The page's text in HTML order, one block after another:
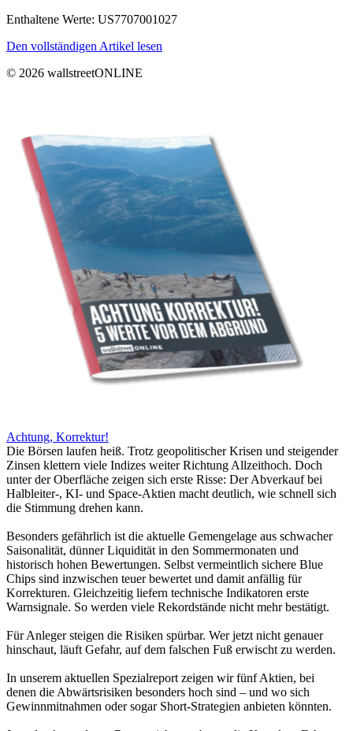
Enthaltene Werte: US7707001027
Den vollständigen Artikel lesen
© 2026 wallstreetONLINE
Achtung, Korrektur!
Die Börsen laufen heiß. Trotz geopolitischer Krisen und steigender
Zinsen klettern viele Indizes weiter Richtung Allzeithoch. Doch
unter der Oberfläche zeigen sich erste Risse: Der Abverkauf bei
Halbleiter-, KI- und Space-Aktien macht deutlich, wie schnell sich
die Stimmung drehen kann.
Besonders gefährlich ist die aktuelle Gemengelage aus schwacher
Saisonalität, dünner Liquidität in den Sommermonaten und
historisch hohen Bewertungen. Selbst vermeintlich sichere Blue
Chips sind inzwischen teuer bewertet und damit anfällig für
Korrekturen. Gleichzeitig liefern technische Indikatoren erste
Warnsignale. So werden viele Rekordstände nicht mehr bestätigt.
Für Anleger steigen die Risiken spürbar. Wer jetzt nicht genauer
hinschaut, läuft Gefahr, auf dem falschen Fuß erwischt zu werden.
In unserem aktuellen Spezialreport zeigen wir fünf Aktien, bei
denen die Abwärtsrisiken besonders hoch sind – und wo sich
Gewinnmitnahmen oder sogar Short-Strategien anbieten könnten.